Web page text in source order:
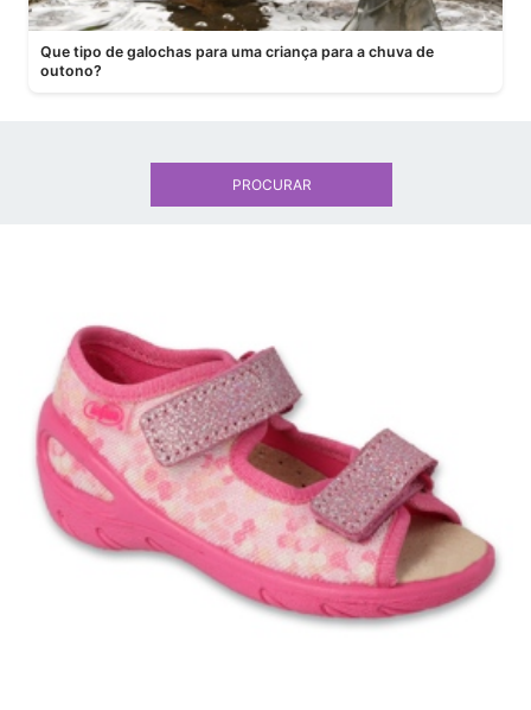
Que tipo de galochas para uma criança para a chuva de
outono?
PROCURAR